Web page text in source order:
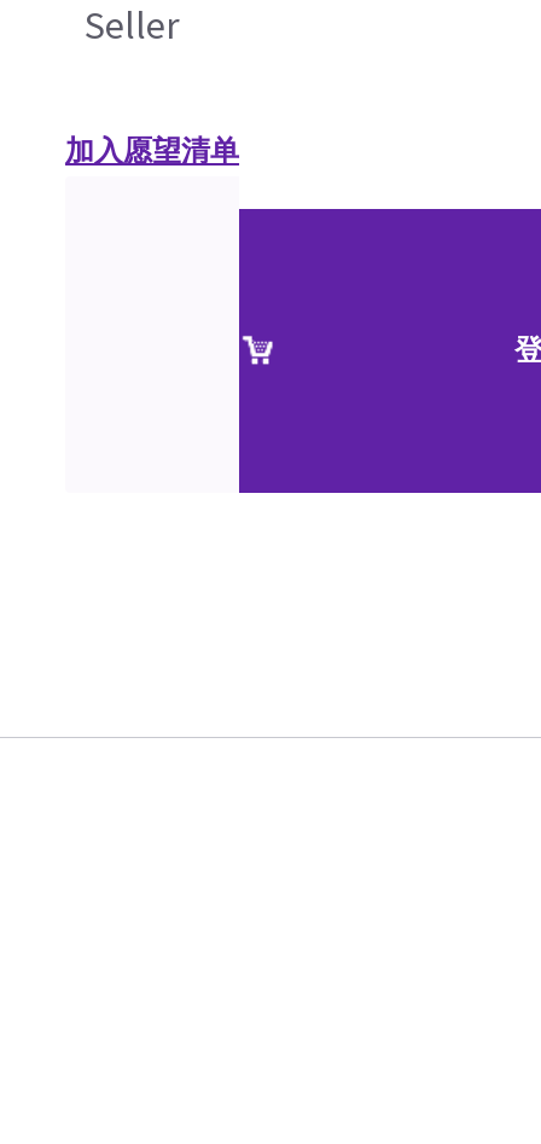
Seller
加入愿望清单